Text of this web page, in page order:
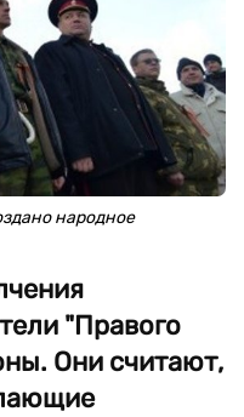
народное
"Правого
Они считают,